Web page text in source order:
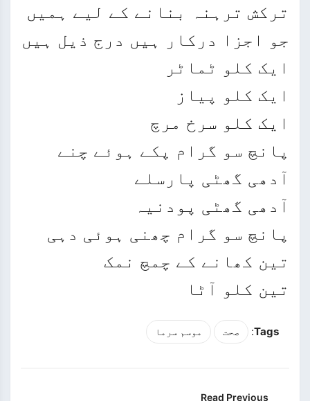
ترکش ترہنہ بنانے کے لیے ہمیں
جو اجزا درکار ہیں درج ذیل ہیں
ایک کلو ٹماٹر
ایک کلو پیاز
ایک کلو سرخ مرچ
پانچ سو گرام پکے ہوئے چنے
آدھی گھٹی پارسلے
آدھی گھٹی پودنیہ
پانچ سو گرام چھنی ہوئی دہی
تین کھانے کے چمچ نمک
تین کلو آٹا
Tags
: صحت موسم سرما
Read Previous